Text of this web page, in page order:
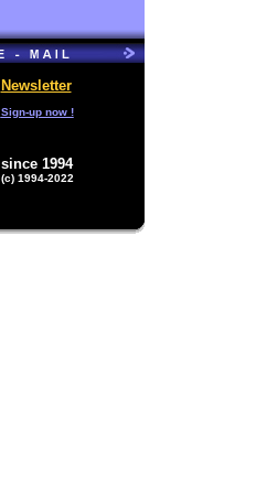
Newsletter
Sign-up now !
since 1994
(c) 1994-2022